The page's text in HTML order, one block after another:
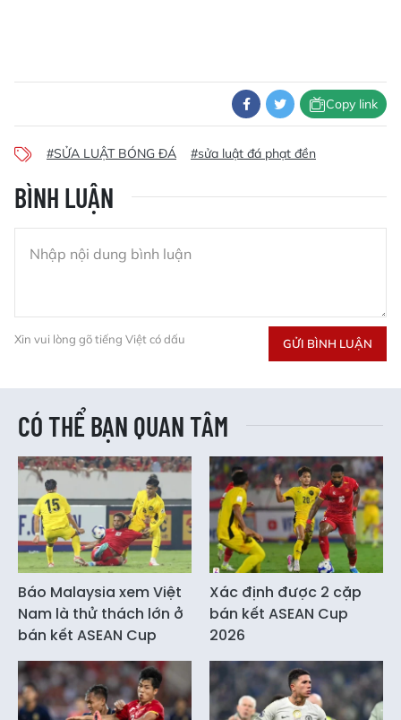
Copy link
#SỬA LUẬT BÓNG ĐÁ #sửa luật đá phạt đền
BÌNH LUẬN
Xin vui lòng gõ tiếng Việt có dấu GỬI BÌNH LUẬN
CÓ THỂ BẠN QUAN TÂM
Báo Malaysia xem Việt
Nam là thử thách lớn ở
bán kết ASEAN Cup
Xác định được 2 cặp
bán kết ASEAN Cup
2026